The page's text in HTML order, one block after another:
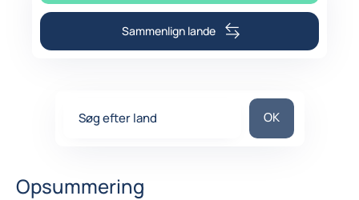
Sammenlign lande
Søg efter land Søg efter land
OK
Opsummering